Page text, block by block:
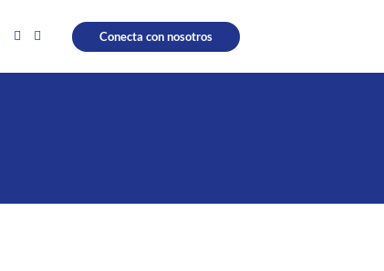
Conecta con nosotros